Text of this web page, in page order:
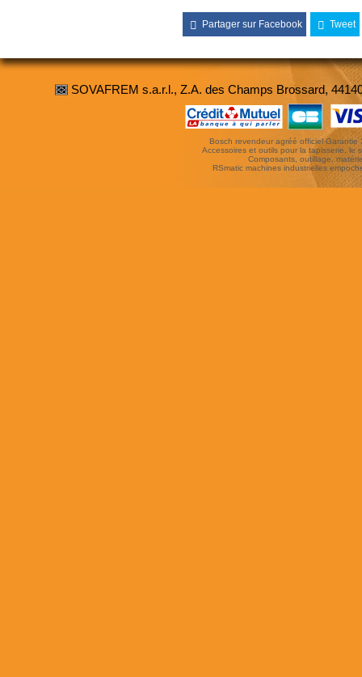
Partager sur Facebook Tweet
SOVAFREM s.a.r.l., Z.A. des Champs Brossard,
Bosch revendeur agréé officiel Garantie
Accessoires et outils pour la tapisserie, le
Composants, outillage,
RSmatic machines industrielles